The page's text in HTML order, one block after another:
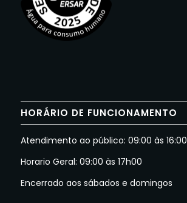
HORÁRIO DE FUNCIONAMENTO
Atendimento ao público: 09:00 às 16:00
Horario Geral: 09:00 às 17h00
Encerrado aos sábados e domingos